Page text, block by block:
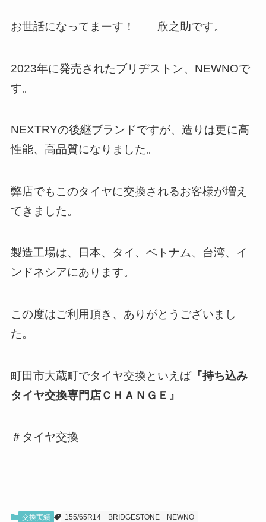
お世話になってまーす！ 欣之助です。
2023年に発売されたブリヂストン、NEWNOで
す。
NEXTRYの後継ブランドですが、造りは更に高
性能、高品質になりました。
弊店でもこのタイヤに交換されるお客様が増え
てきました。
製造工場は、日本、タイ、ベトナム、台湾、イ
ンドネシアにあります。
この度はご利用頂き、ありがとうございまし
た。
町田市大蔵町でタイヤ交換といえば『持ち込み
タイヤ交換専門店ＣＨＡＮＧＥ』
＃タイヤ交換
交換実績 155/65R14 BRIDGESTONE NEWNO